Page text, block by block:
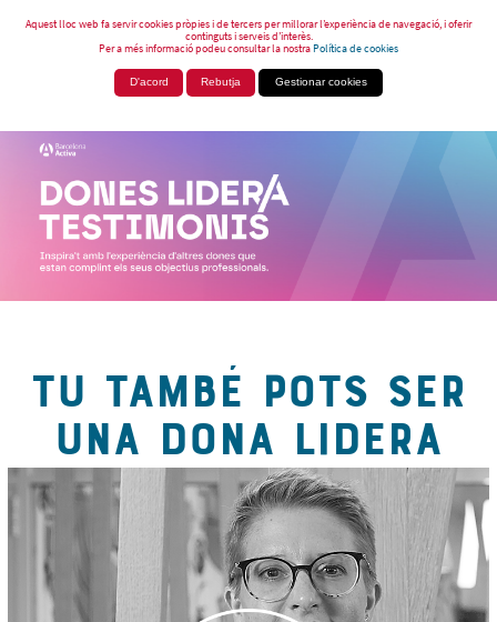
Aquest lloc web fa servir cookies pròpies i de tercers per millorar l’experiència de navegació, i oferir
continguts i serveis d’interès.
Per a més informació podeu consultar la nostraPolítica de cookies
D'acord Rebutja Gestionar cookies
TU TAMBÉ POTS SER
UNA DONA LIDERA